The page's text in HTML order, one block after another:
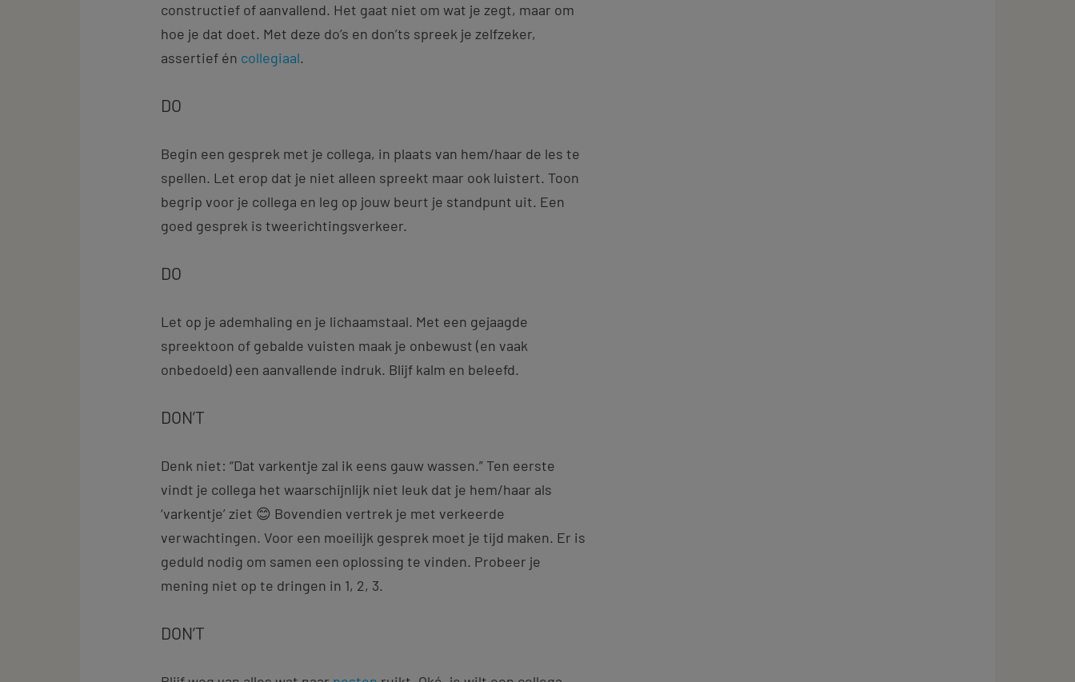
constructief of aanvallend. Het gaat niet om wat je zegt, maar om
hoe je dat doet. Met deze do’s en don’ts spreek je zelfzeker,
assertief én collegiaal.
DO
Begin een gesprek met je collega, in plaats van hem/haar de les te
spellen. Let erop dat je niet alleen spreekt maar ook luistert. Toon
begrip voor je collega en leg op jouw beurt je standpunt uit. Een
goed gesprek is tweerichtingsverkeer.
DO
Let op je ademhaling en je lichaamstaal. Met een gejaagde
spreektoon of gebalde vuisten maak je onbewust (en vaak
onbedoeld) een aanvallende indruk. Blijf kalm en beleefd.
DON’T
Denk niet: “Dat varkentje zal ik eens gauw wassen.” Ten eerste
vindt je collega het waarschijnlijk niet leuk dat je hem/haar als
‘varkentje’ ziet 😊 Bovendien vertrek je met verkeerde
verwachtingen. Voor een moeilijk gesprek moet je tijd maken. Er is
geduld nodig om samen een oplossing te vinden. Probeer je
mening niet op te dringen in 1, 2, 3.
DON’T